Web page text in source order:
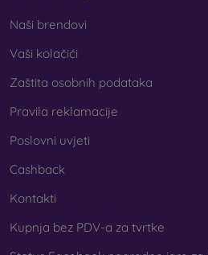
Naši brendovi
Vaši kolačići
Zaštita osobnih podataka
Pravila reklamacije
Poslovni uvjeti
Cashback
Kontakti
Kupnja bez PDV-a za tvrtke